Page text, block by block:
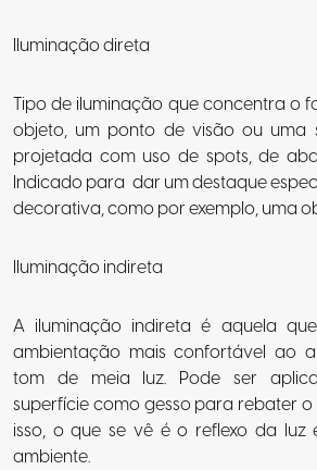
Iluminação direta
Tipo de iluminação que concentra o
objeto, um ponto de visão ou uma
projetada com uso de spots, de
Indicado para dar um destaque
decorativa, como por exemplo, uma
Iluminação indireta
A iluminação indireta é aquela
ambientação mais confortável ao
tom de meia luz. Pode ser
superfície como gesso para rebater o
isso, o que se vê é o reflexo da luz
ambiente.